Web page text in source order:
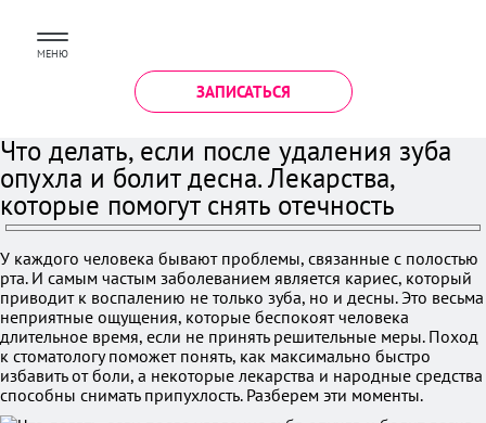
МЕНЮ
ЗАПИСАТЬСЯ
Что делать, если после удаления зуба
опухла и болит десна. Лекарства,
которые помогут снять отечность
У каждого человека бывают проблемы, связанные с полостью
рта. И самым частым заболеванием является кариес, который
приводит к воспалению не только зуба, но и десны. Это весьма
неприятные ощущения, которые беспокоят человека
длительное время, если не принять решительные меры. Поход
к стоматологу поможет понять, как максимально быстро
избавить от боли, а некоторые лекарства и народные средства
способны снимать припухлость. Разберем эти моменты.